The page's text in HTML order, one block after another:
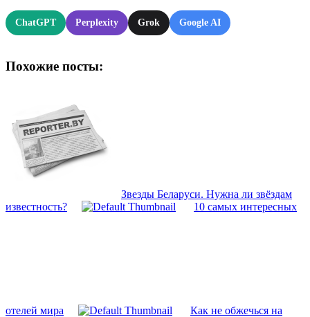
ChatGPT Perplexity Grok Google AI
Похожие посты:
Звезды Беларуси. Нужна ли звёздам
известность?
10 самых интересных
отелей мира Как не обжечься на